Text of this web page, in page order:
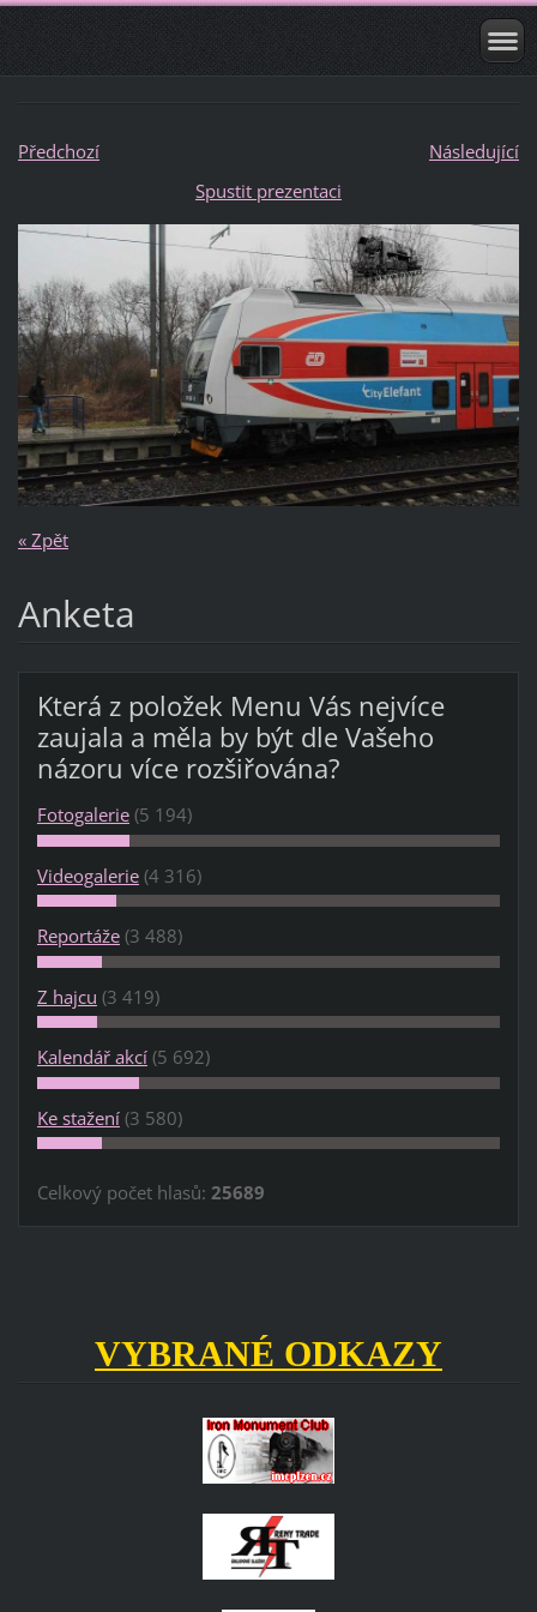
Předchozí
Následující
Spustit prezentaci
« Zpět
Anketa
Která z položek Menu Vás nejvíce
zaujala a měla by být dle Vašeho
názoru více rozšiřována?
Fotogalerie (5 194)
Videogalerie (4 316)
Reportáže (3 488)
Z hajcu (3 419)
Kalendář akcí (5 692)
Ke stažení (3 580)
Celkový počet hlasů: 25689
VYBRANÉ ODKAZY